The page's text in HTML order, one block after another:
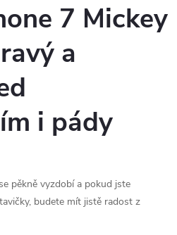
7 Mickey
a
i pády
pěkně vyzdobí a pokud jste
budete mít jistě radost z